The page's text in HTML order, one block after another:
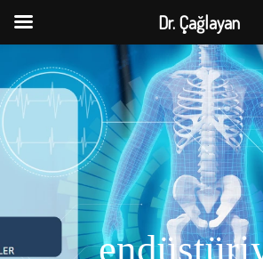
Dr. Çağlayan